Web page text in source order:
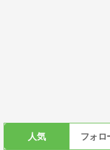
人気 フォロ